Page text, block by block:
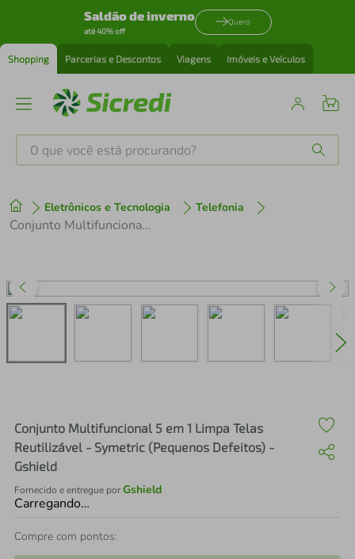
Saldão de inverno
até 40% off
Quero
Shopping Parcerias e Descontos Viagens Imóveis e Veículos
O que você está procurando?
Eletrônicos e Tecnologia Telefonia
Conjunto Multifuncional 5 em 1 Limpa Telas Reutilizável - Symetric (Pequenos Defeitos) - Gshield
Conjunto Multifuncional 5 em 1 Limpa Telas
Reutilizável - Symetric (Pequenos Defeitos) -
Gshield
Fornecido e entregue porGshield
Carregando…
Compre com pontos:
1º tenis
perfume